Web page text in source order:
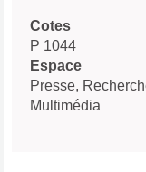
Cotes
P 1044
Espace
Presse,
Multimédia